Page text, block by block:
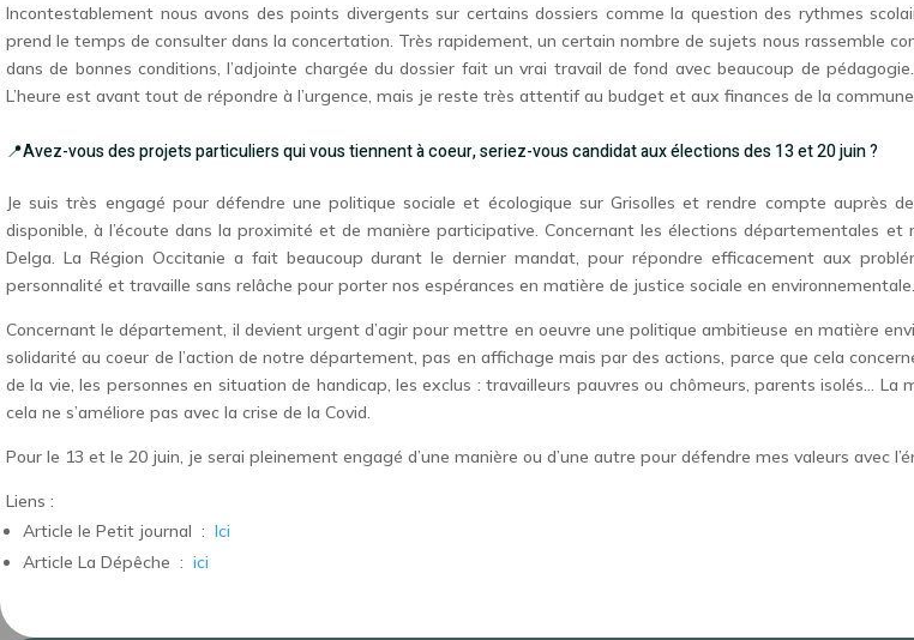
Incontestablement nous avons des points divergents sur certains dossiers comme la question des rythmes
prend le temps de consulter dans la concertation. Très rapidement, un certain nombre de sujets nous rassemble
dans de bonnes conditions, l’adjointe chargée du dossier fait un vrai travail de fond avec beaucoup de
L’heure est avant tout de répondre à l’urgence, mais je reste très attentif au budget et aux finances de la
📍Avez-vous des projets particuliers qui vous tiennent à coeur, seriez-vous candidat aux élections des 13 et 20 juin ?
Je suis très engagé pour défendre une politique sociale et écologique sur Grisolles et rendre compte auprès
disponible, à l’écoute dans la proximité et de manière participative. Concernant les élections départementales
Delga. La Région Occitanie a fait beaucoup durant le dernier mandat, pour répondre efficacement aux
personnalité et travaille sans relâche pour porter nos espérances en matière de justice sociale en environnementale.
Concernant le département, il devient urgent d’agir pour mettre en oeuvre une politique ambitieuse en matière
solidarité au coeur de l’action de notre département, pas en affichage mais par des actions, parce que cela
de la vie, les personnes en situation de handicap, les exclus : travailleurs pauvres ou chômeurs, parents isolés…
cela ne s’améliore pas avec la crise de la Covid.
Pour le 13 et le 20 juin, je serai pleinement engagé d’une manière ou d’une autre pour défendre mes valeurs avec
Liens :
Article le Petit journal : Ici
Article La Dépêche : ici